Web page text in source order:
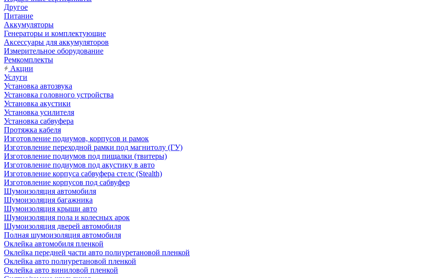
Другое
Питание
Аккумуляторы
Генераторы и комплектующие
Аксессуары для аккумуляторов
Измерительное оборудование
Ремкомплекты
Акции
Услуги
Установка автозвука
Установка головного устройства
Установка акустики
Установка усилителя
Установка сабвуфера
Протяжка кабеля
Изготовление подиумов, корпусов и рамок
Изготовление переходной рамки под магнитолу (ГУ)
Изготовление подиумов под пищалки (твитеры)
Изготовление подиумов под акустику в авто
Изготовление корпуса сабвуфера стелс (Stealth)
Изготовление корпусов под сабвуфер
Шумоизоляция автомобиля
Шумоизоляция багажника
Шумоизоляция крыши авто
Шумоизоляция пола и колесных арок
Шумоизоляция дверей автомобиля
Полная шумоизоляция автомобиля
Оклейка автомобиля пленкой
Оклейка передней части авто полиуретановой пленкой
Оклейка авто полиуретановой пленкой
Оклейка авто виниловой пленкой